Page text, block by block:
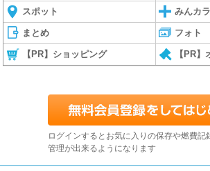
スポット みんカ
まとめ フォト
【PR】ショッピング 【PR
ログインするとお気に入りの保存や燃費記
管理が出来るようになります